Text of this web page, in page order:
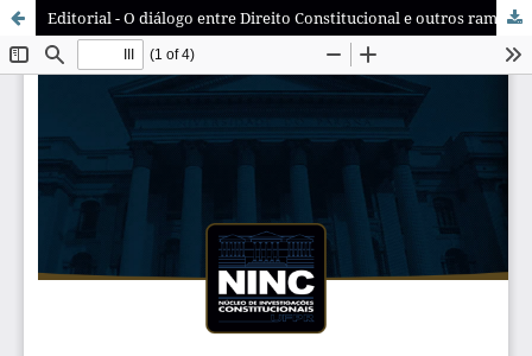
Editorial - O diálogo entre Direito Constitucional e outros ramos jurídicos